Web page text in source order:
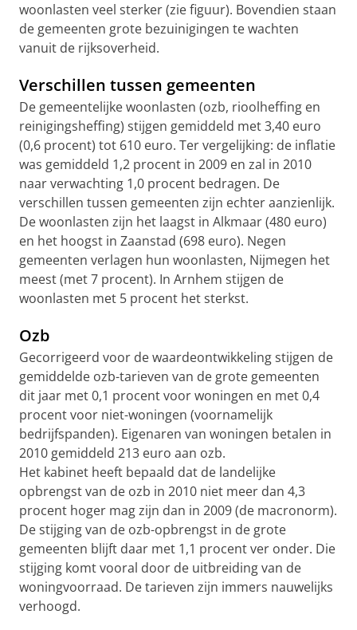
woonlasten veel sterker (zie figuur). Bovendien staan
de gemeenten grote bezuinigingen te wachten
vanuit de rijksoverheid.
Verschillen tussen gemeenten
De gemeentelijke woonlasten (ozb, rioolheffing en
reinigingsheffing) stijgen gemiddeld met 3,40 euro
(0,6 procent) tot 610 euro. Ter vergelijking: de inflatie
was gemiddeld 1,2 procent in 2009 en zal in 2010
naar verwachting 1,0 procent bedragen. De
verschillen tussen gemeenten zijn echter aanzienlijk.
De woonlasten zijn het laagst in Alkmaar (480 euro)
en het hoogst in Zaanstad (698 euro). Negen
gemeenten verlagen hun woonlasten, Nijmegen het
meest (met 7 procent). In Arnhem stijgen de
woonlasten met 5 procent het sterkst.
Ozb
Gecorrigeerd voor de waardeontwikkeling stijgen de
gemiddelde ozb-tarieven van de grote gemeenten
dit jaar met 0,1 procent voor woningen en met 0,4
procent voor niet-woningen (voornamelijk
bedrijfspanden). Eigenaren van woningen betalen in
2010 gemiddeld 213 euro aan ozb.
Het kabinet heeft bepaald dat de landelijke
opbrengst van de ozb in 2010 niet meer dan 4,3
procent hoger mag zijn dan in 2009 (de macronorm).
De stijging van de ozb-opbrengst in de grote
gemeenten blijft daar met 1,1 procent ver onder. Die
stijging komt vooral door de uitbreiding van de
woningvoorraad. De tarieven zijn immers nauwelijks
verhoogd.